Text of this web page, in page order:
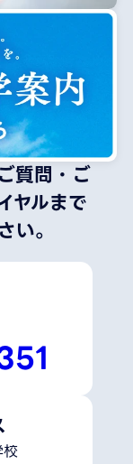
質問・ご
ヤルまで
い。